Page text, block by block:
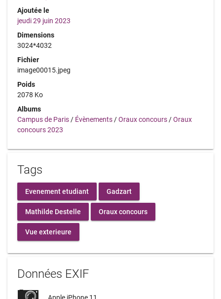
Ajoutée le
jeudi 29 juin 2023
Dimensions
3024*4032
Fichier
image00015.jpeg
Poids
2078 Ko
Albums
Campus de Paris / Évènements /Oraux concours /Oraux
concours 2023
Tags
Evenement etudiant Gadzart
Mathilde Destelle Oraux concours
Vue exterieure
Données EXIF